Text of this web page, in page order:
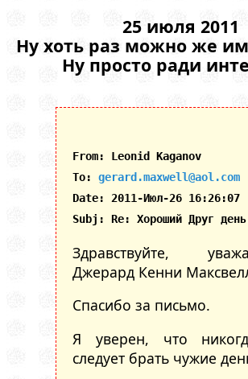
25 июля 2011
Ну хоть раз можно же им
Ну просто ради
From: Leonid Kaganov
To: gerard.maxwell@aol.com
Date: 2011-Июл-26 16:26:07
Subj: Re: Хороший Друг
Здравствуйте,
Джерард Кенни
Спасибо за письмо.
Я уверен, что
следует брать чужие